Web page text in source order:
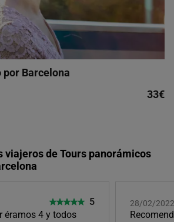
Barcelona
33€
viajeros de Tours panorámicos
5
éramos 4 y todos
28/02/2022